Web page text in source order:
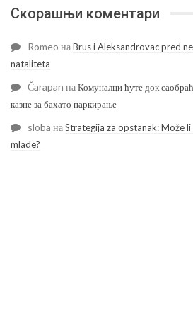
Скорашњи коментари
Romeo наBrus i Aleksandrovac pred
nataliteta
Čarapan наКомуналци ћуте док
казне за бахато паркирање
sloba наStrategija za opstanak: Može
mlade?